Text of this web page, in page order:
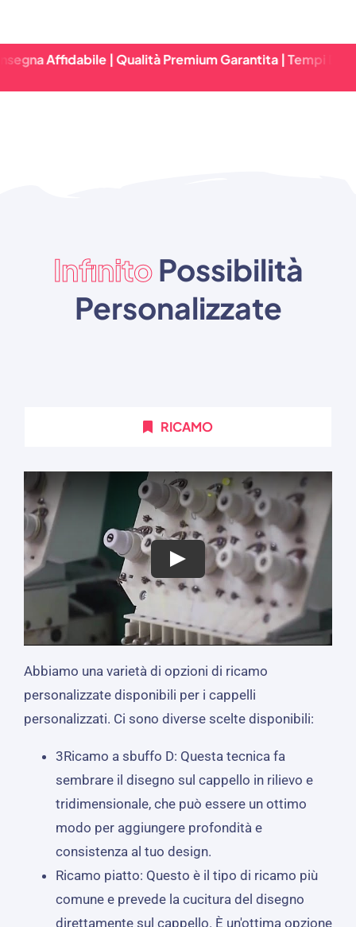
| Qualità Premium Garantita | Tempi Di Consegna
InfinitoPossibilità
Personalizzate
RICAMO
Abbiamo una varietà di opzioni di ricamo
personalizzate disponibili per i cappelli
personalizzati. Ci sono diverse scelte disponibili:
3Ricamo a sbuffo D: Questa tecnica fa
sembrare il disegno sul cappello in rilievo e
tridimensionale, che può essere un ottimo
modo per aggiungere profondità e
consistenza al tuo design.
Ricamo piatto: Questo è il tipo di ricamo più
comune e prevede la cucitura del disegno
direttamente sul cappello. È un'ottima opzione